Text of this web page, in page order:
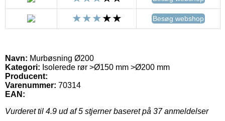
Besøg webshop
Navn: Murbøsning Ø200
Kategori: Isolerede rør >Ø150 mm >Ø200 mm
Producent:
Varenummer: 70314
EAN:
Vurderet til 4.9 ud af 5 stjerner baseret på 37anmeldelser